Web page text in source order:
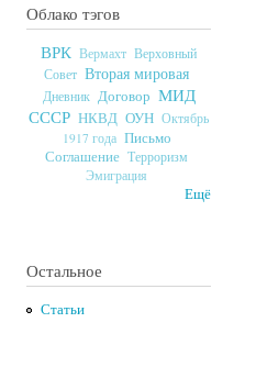
Облако тэгов
ВРК Вермахт Верховный
Совет Вторая мировая
Дневник Договор МИД
СССР НКВД ОУН Октябрь
1917 года Письмо
Соглашение Терроризм
Эмиграция
Ещё
Остальное
Статьи